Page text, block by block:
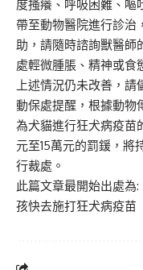
度搔癢、呼吸困難、嘔
帶至動物醫院進行診治
助，請隨時諮詢獸醫師
處輕微腫脹、精神或食
上述情況仍未改善，
動保處提醒，根據動物
為犬貓進行狂犬病疫苗
元至15萬元的罰鍰，將
行裁處。
此篇文章最開始出處為:
孩快去施打狂犬病疫苗